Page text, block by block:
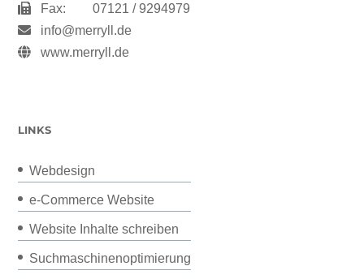
Fax:
07121 / 9294979
info@merryll.de
www.merryll.de
LINKS
Webdesign
e-Commerce Website
Website Inhalte schreiben
Suchmaschinenoptimierung